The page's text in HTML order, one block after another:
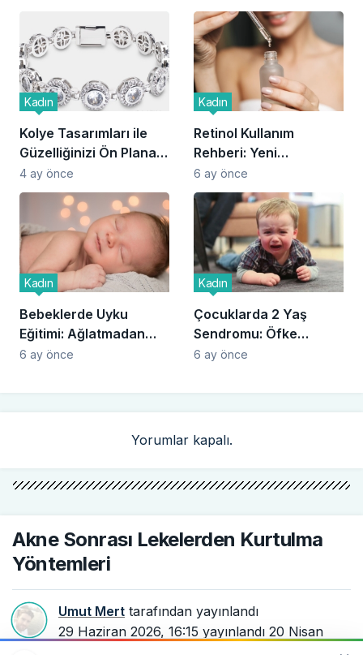
Kolye Tasarımları ile
Güzelliğinizi Ön Plana
Çıkarın
Kadın
4 ay önce
Retinol Kullanım
Rehberi: Yeni
Başlayanlar İçin Dikkat
Edilmesi Gerekenler
Kadın
6 ay önce
Bebeklerde Uyku
Eğitimi: Ağlatmadan
Uyutma ve Rutin
Kadın
6 ay önce
Çocuklarda 2 Yaş
Sendromu: Öfke
Nöbetleriyle Başa
Kadın
6 ay önce
Yorumlar kapalı.
Akne Sonrası Lekelerden Kurtulma
Yöntemleri
Umut Mert tarafından yayınlandı
29 Haziran 2026, 16:15 yayınlandı 20 Nisan